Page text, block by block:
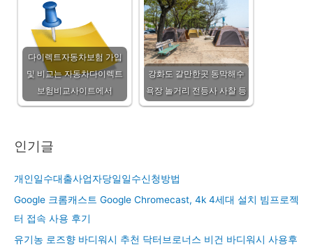
다이렉트자동차보험 가입
및 비교는 자동차다이렉트
보험비교사이트에서
강화도 갈만한곳 동막해수
욕장 놀거리 전등사 사찰 등
인기글
개인일수대출사업자당일일수신청방법
Google 크롬캐스트 Google Chromecast, 4k 4세대 설치 빔프로젝
터 접속 사용 후기
유기농 로즈향 바디워시 추천 닥터브로너스 비건 바디워시 사용후